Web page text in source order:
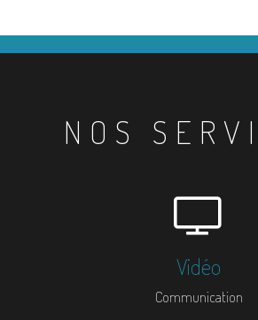
NOS
Vidéo
Communication